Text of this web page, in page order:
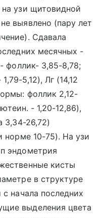
на узи щитовидной
выявлено (пару лет
Сдавала
месячных -
фоллик- 3,85-8,78;
5,12), Лг (14,12
фоллик 2,12-
- 1,20-12,86),
3,34-26,72)
норме 10-75). На узи
эндометрия
кисты
в структуре
начала последних
выделения цвета